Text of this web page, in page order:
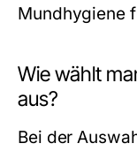
Mundhygiene
Wie wählt
aus?
Bei der